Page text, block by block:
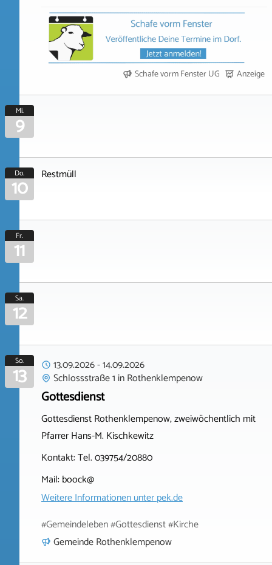
Schafe vorm Fenster UG Anzeige
Mi.
9
Do.
10 Restmüll
Fr.
11
Sa.
12
So.
13 13.09.2026-14.09.2026
Schlossstraße 1 inRothenklempenow
Gottesdienst
Gottesdienst Rothenklempenow, zweiwöchentlich mit
Pfarrer Hans-M. Kischkewitz
Kontakt: Tel. 039754/20880
Mail: boock@
Weitere Informationen unterpek.de
#Gemeindeleben #Gottesdienst #Kirche
Gemeinde Rothenklempenow